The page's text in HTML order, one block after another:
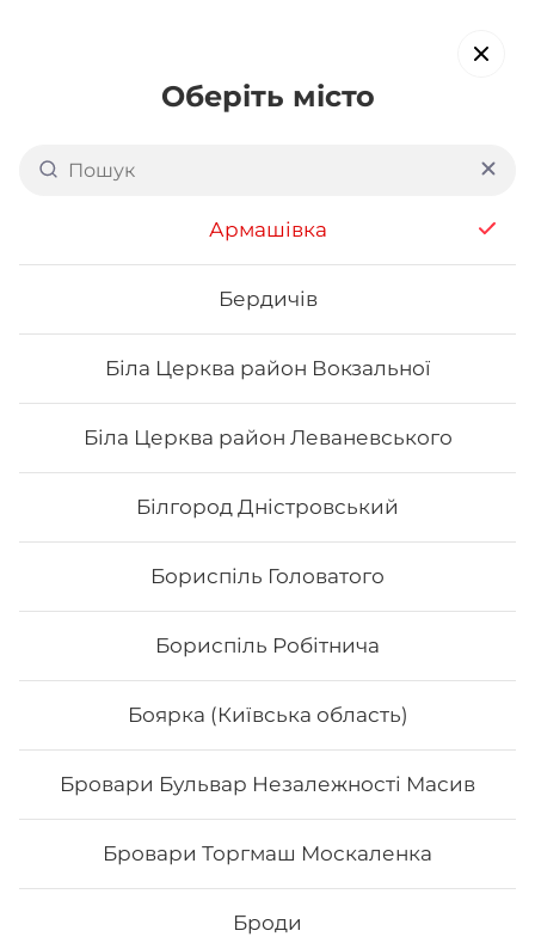
Оберіть місто
Армашівка
Бердичів
Біла Церква район Вокзальної
Біла Церква район Леваневського
Білгород Дністровський
Бориспіль Головатого
Бориспіль Робітнича
Боярка (Київська область)
Бровари Бульвар Незалежності Масив
Бровари Торгмаш Москаленка
Броди
Доставка суші в
Запоріжжі:
пр. Металургів
Сети
Сет «Хокі»
Філадельфія з авокадо Філадельфія з тунцем 0,5